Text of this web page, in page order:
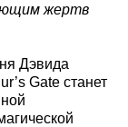
жертв
Дэвида
Gate станет